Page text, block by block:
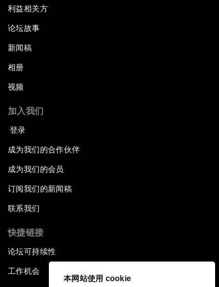
本网站使用 cookie
利益相关方
论坛故事
新闻稿
相册
视频
加入我们
登录
成为我们的合作伙伴
成为我们的会员
订阅我们的新闻稿
联系我们
快捷链接
论坛可持续性
工作机会